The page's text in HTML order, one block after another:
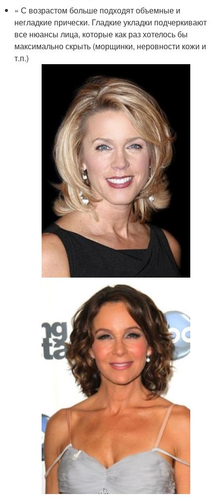
» С возрастом больше подходят объемные и
негладкие прически. Гладкие укладки подчеркивают
все нюансы лица, которые как раз хотелось бы
максимально скрыть (морщинки, неровности кожи и
т.п.)